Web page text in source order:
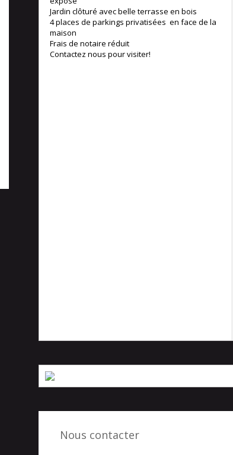
108 m²
Jardin clôturé avec belle terrasse en bois
4 places de parkings privatisées en face de la
maison
Frais de notaire réduit
Contactez nous pour visiter!
Nous contacter